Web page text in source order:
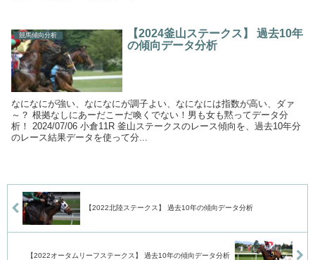
競馬傾向分析
【2024釜山ステークス】 過去10年
の傾向データ分析
なになにが強い、なになにが調子よい、なになには指数が高い、ダァ
～？ 根拠なしにあーだこーだ喚くでない！男も女も黙ってデータ分
析！ 2024/07/06 小倉11R 釜山ステークスのレース傾向を、過去10年分
のレース結果データを使って分...
【2022北陸ステークス】 過去10年の傾向データ分析
【2022オータムリーフステークス】 過去10年の傾向データ分析